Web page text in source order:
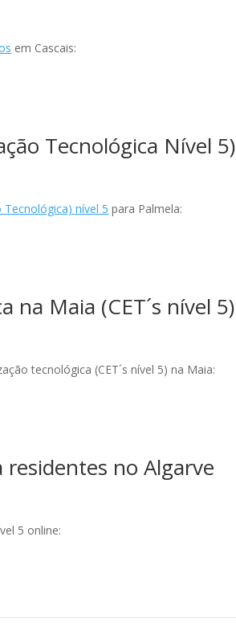
em Cascais:
Tecnológica Nível 5)
Tecnológica) nível 5 para Palmela:
na Maia (CET´s nível 5)
tecnológica (CET´s nível 5) na Maia:
no Algarve
5 online: